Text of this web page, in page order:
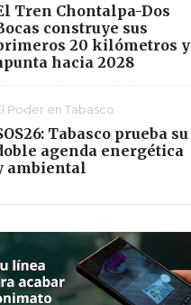
Tren Chontalpa-Dos
construye sus
20 kilómetros y
hacia 2028
Poder en Tabasco
Tabasco prueba su
agenda energética
ambiental